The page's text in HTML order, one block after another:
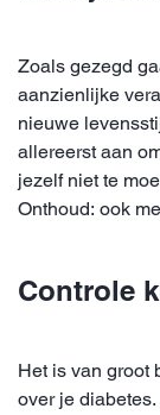
Zoals gezegd
aanzienlijke
nieuwe
allereerst aan
jezelf niet te
Onthoud: ook
Controle
Het is van groot
over je